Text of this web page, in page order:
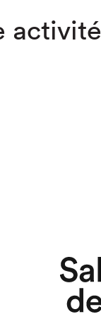
activité